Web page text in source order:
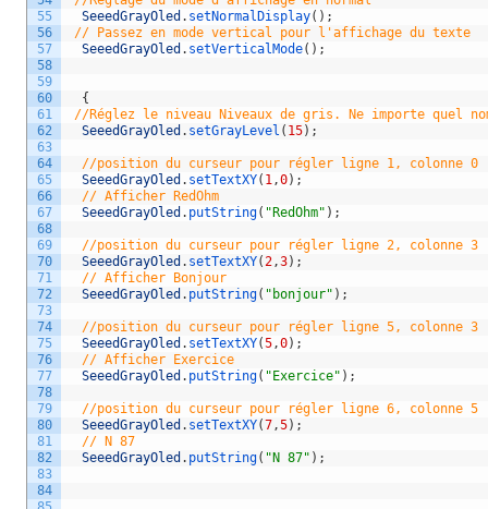
55
56
57
58
59
60
61
62
63
64
65
66
67
68
69
70
71
72
73
74
75
76
77
78
79
80
81
82
83
84
SeeedGrayOled . setNormalDisplay( ) ;
// Passez en mode vertical pour l'affichage du texte
SeeedGrayOled . setVerticalMode( ) ;
{
//Réglez le niveau Niveaux de gris. Ne importe quel
SeeedGrayOled . setGrayLevel ( 15) ;
//position du curseur pour régler ligne 1, colonne 0
SeeedGrayOled . setTextXY( 1 ,0) ;
// Afficher RedOhm
SeeedGrayOled . putString( "RedOhm" ) ;
//position du curseur pour régler ligne 2, colonne 3
SeeedGrayOled . setTextXY( 2 ,3) ;
// Afficher Bonjour
SeeedGrayOled . putString( "bonjour" ) ;
//position du curseur pour régler ligne 5, colonne 3
SeeedGrayOled . setTextXY(5 ,0) ;
// Afficher Exercice
SeeedGrayOled . putString( "Exercice" ) ;
//position du curseur pour régler ligne 6, colonne 5
SeeedGrayOled . setTextXY(7 ,5) ;
// N 87
SeeedGrayOled . putString( "N 87" ) ;